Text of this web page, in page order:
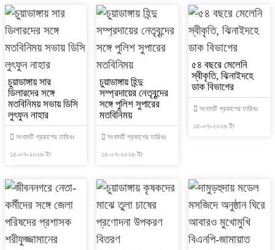
চুয়াডাঙ্গায় সার
ডিলারদের সঙ্গে
মতবিনিময় সভায় ডিসি
লুৎফুন নাহার
সংবাদটি প্রকাশের তারিখঃ
১৫-০৭-২০২৬ ইং
চুয়াডাঙ্গায় হিন্দু
সম্প্রদায়ের নেতৃবৃন্দের
সঙ্গে পুলিশ সুপারের
মতবিনিময়
সংবাদটি প্রকাশের তারিখঃ
১৫-০৭-২০২৬ ইং
৫৪ বছরে মেলেনি
স্বীকৃতি, ঝিনাইদহে
ডাক বিভাগের
সংবাদটি প্রকাশের তারিখঃ
১৫-০৭-২০২৬ ইং